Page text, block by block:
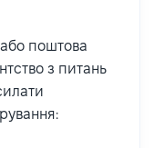
поштова
з питань